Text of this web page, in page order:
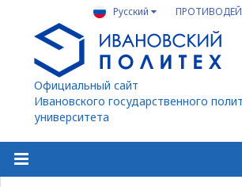
Русский
Официальный сайт
Ивановского государственного
университета